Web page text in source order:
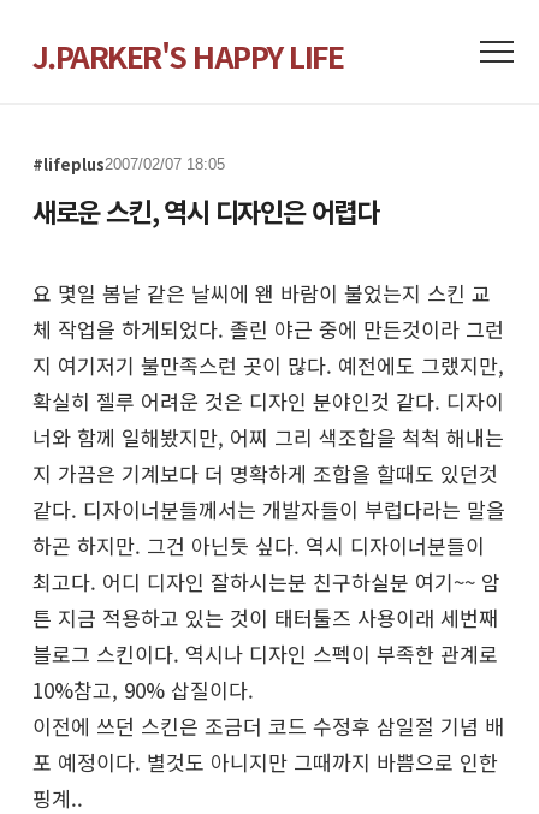
J.PARKER'S HAPPY LIFE
#lifeplus2007/02/07 18:05
새로운 스킨, 역시 디자인은 어렵다
요 몇일 봄날 같은 날씨에 왠 바람이 불었는지 스킨 교
체 작업을 하게되었다. 졸린 야근 중에 만든것이라 그런
지 여기저기 불만족스런 곳이 많다. 예전에도 그랬지만,
확실히 젤루 어려운 것은 디자인 분야인것 같다. 디자이
너와 함께 일해봤지만, 어찌 그리 색조합을 척척 해내는
지 가끔은 기계보다 더 명확하게 조합을 할때도 있던것
같다. 디자이너분들께서는 개발자들이 부럽다라는 말을
하곤 하지만. 그건 아닌듯 싶다. 역시 디자이너분들이
최고다. 어디 디자인 잘하시는분 친구하실분 여기~~ 암
튼 지금 적용하고 있는 것이 태터툴즈 사용이래 세번째
블로그 스킨이다. 역시나 디자인 스펙이 부족한 관계로
10%참고, 90% 삽질이다.
이전에 쓰던 스킨은 조금더 코드 수정후 삼일절 기념 배
포 예정이다. 별것도 아니지만 그때까지 바쁨으로 인한
핑계..